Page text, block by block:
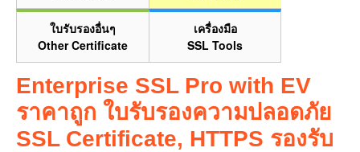
ใบรับรองอื่นๆ
Other Certificate
เครื่องมือ
SSL Tools
Enterprise SSL Pro with EV
ราคาถูก ใบรับรองความปลอดภัย
SSL Certificate, HTTPS รองรับ